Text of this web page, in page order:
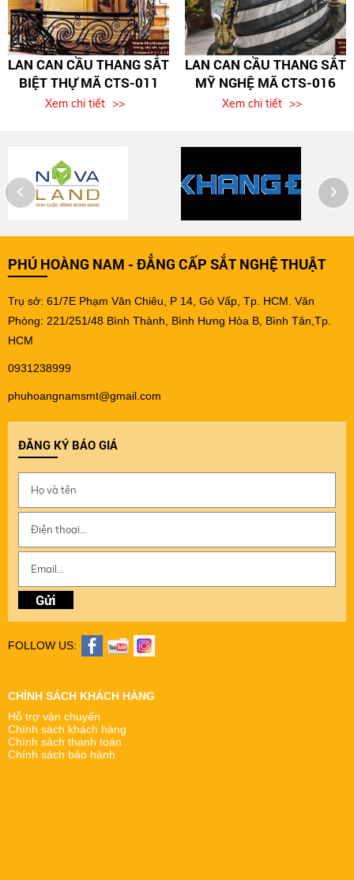
LAN CAN CẦU THANG SẮT
BIỆT THỰ MÃ CTS-011
Xem chi tiết
LAN CAN CẦU THANG SẮT
MỸ NGHỆ MÃ CTS-016
Xem chi tiết
PHÚ HOÀNG NAM - ĐẲNG CẤP SẮT NGHỆ THUẬT
Trụ sở: 61/7E Phạm Văn Chiêu, P 14, Gò Vấp, Tp. HCM. Văn
Phòng: 221/251/48 Bình Thành, Bình Hưng Hòa B, Bình Tân,Tp.
HCM
0931238999
phuhoangnamsmt@gmail.com
ĐĂNG KÝ BÁO GIÁ
FOLLOW US:
CHÍNH SÁCH KHÁCH HÀNG
Hỗ trợ vận chuyển
Chính sách khách hàng
Chính sách thanh toán
Chính sách bảo hành